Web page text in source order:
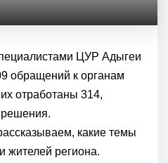
ЦУР Адыгеи
обращений к органам
отработаны 314,
решения.
какие темы
жителей региона.